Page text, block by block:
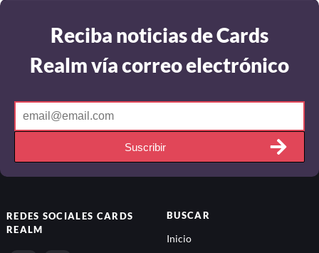
Reciba noticias de Cards
Realm vía correo electrónico
Suscribir
REDES SOCIALES CARDS
REALM
BUSCAR
Inicio